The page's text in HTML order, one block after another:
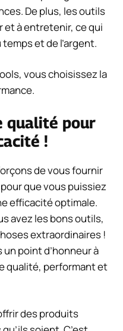
De plus, les outils
et à entretenir, ce qui
et de l’argent.
vous choisissez la
qualité pour
!
de vous fournir
que vous puissiez
efficacité optimale.
avez les bons outils,
extraordinaires !
point d’honneur à
qualité, performant et
des produits